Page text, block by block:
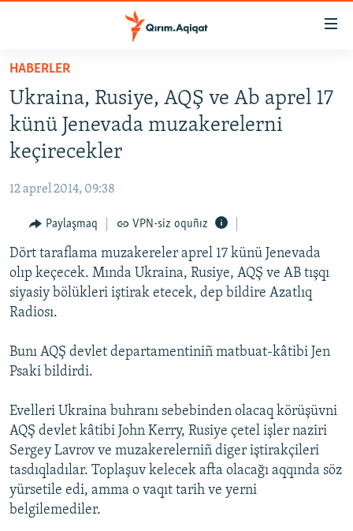
Esas
qaytmaq
Baş
navigatsiyağa
qaytmaq
Qıdıruvğa
qaytmaq
HABERLER
İQTİSADİYAT
MEDENİYET
İNSAN AQLARI
VİDEO
SÜRET
BLOGLAR
Українською
QOŞULIÑIZ!
HABERLER
Ukraina, Rusiye, AQŞ ve Ab aprel 17
künü Jenevada muzakerelerni
keçirecekler
12 aprel 2014, 09:38
Paylaşmaq VPN-siz oquñız
Dört taraflama muzakereler aprel 17 künü Jenevada
olıp keçecek. Mında Ukraina, Rusiye, AQŞ ve AB tışqı
siyasiy bölükleri iştirak etecek, dep bildire Azatlıq
Radiosı.
Bunı AQŞ devlet departamentiniñ matbuat-kâtibi Jen
Psaki bildirdi.
Evelleri Ukraina buhranı sebebinden olacaq körüşüvni
AQŞ devlet kâtibi John Kerry, Rusiye çetel işler naziri
Sergey Lavrov ve muzakerelerniñ diger iştirakçileri
tasdıqladılar. Toplaşuv kelecek afta olacağı aqqında söz
yürsetile edi, amma o vaqıt tarih ve yerni
belgilemediler.